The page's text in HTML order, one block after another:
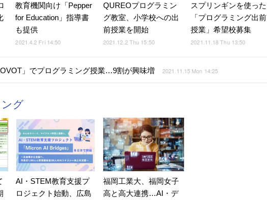
教育機関向け「Pepper
for Education」指導書
も提供
2021.4.2 Fri 14:50
QUREOプログラミン
グ教室、小学校への出
前授業を開始
2021.12.2 Thu 15:50
スプリンギンを使った
「プログラミング出前
授業」希望校募集
2021.11.18 Thu 13:50
」でプログラミング授業…9割が興味増 2021.11.15 Mon 14:25
グ
AI・STEM教育支援プ
ロジェクト始動、広島
福岡工業大、福岡女子
高と高大連携…AI・デ